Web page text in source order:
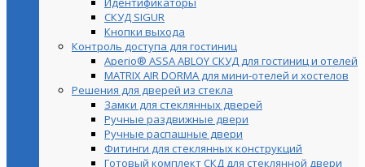
СКУД SIGUR
Кнопки выхода
Контроль доступа для гостиниц
Aperio® ASSA ABLOY СКУД для гостиниц и отелей
MATRIX AIR DORMA для мини-отелей и хостелов
Решения для дверей из стекла
Замки для стеклянных дверей
Ручные раздвижные двери
Ручные распашные двери
Фитинги для стеклянных конструкций
Готовый комплект СКД для стеклянной двери